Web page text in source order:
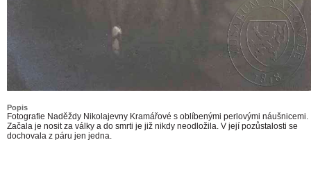
Popis
Fotografie Naděždy Nikolajevny Kramářové s oblíbenými perlovými náušnicemi.
Začala je nosit za války a do smrti je již nikdy neodložila. V její pozůstalosti se
dochovala z páru jen jedna.